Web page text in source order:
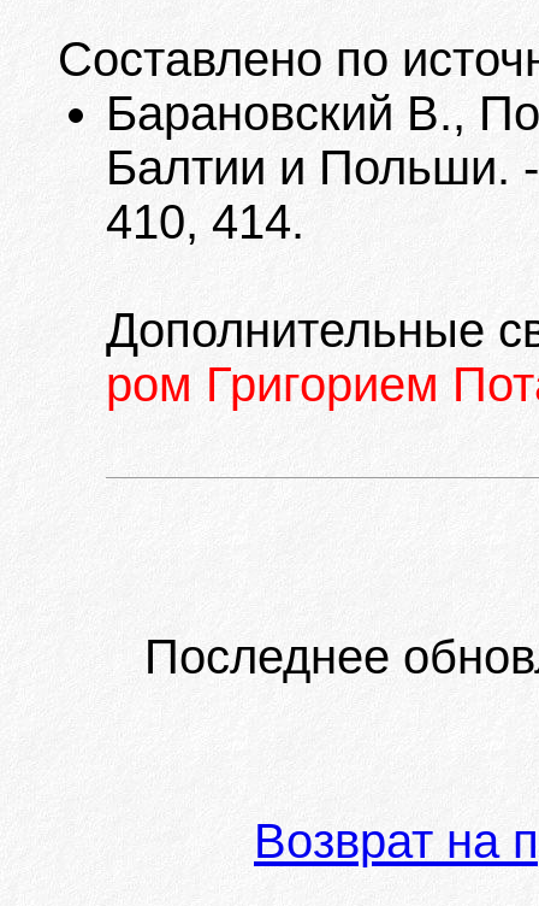
Составлено по
Барановский В.,
Балтии и Польши.
410, 414.
Дополнительные
ром Григорием
Последнее
Возврат на